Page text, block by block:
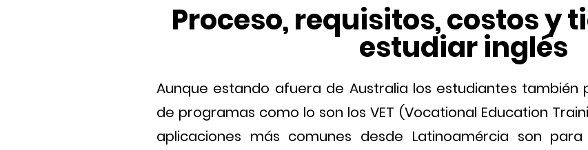
Proceso, requisitos, costos y
estudiar inglés
Aunque estando afuera de Australia los estudiantes
de programas como lo son los VET (Vocational Education
aplicaciones más comunes desde Latinoamércia son